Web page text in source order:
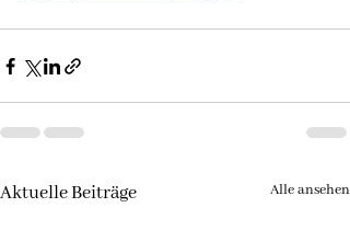
Aktuelle Beiträge Alle ansehen